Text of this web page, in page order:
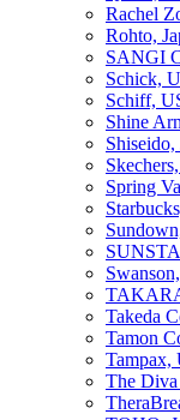
Rachel
Rohto,
SANGI
Schick,
Schiff,
Shine
Shiseido,
Spring
Takeda
Tamon
Tampax,
The